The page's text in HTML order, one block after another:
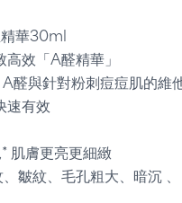
華30ml
效「A醛精華」
醛與針對粉刺痘痘肌的維
速有效
肌膚更亮更細緻
皺紋、毛孔粗大、暗沉